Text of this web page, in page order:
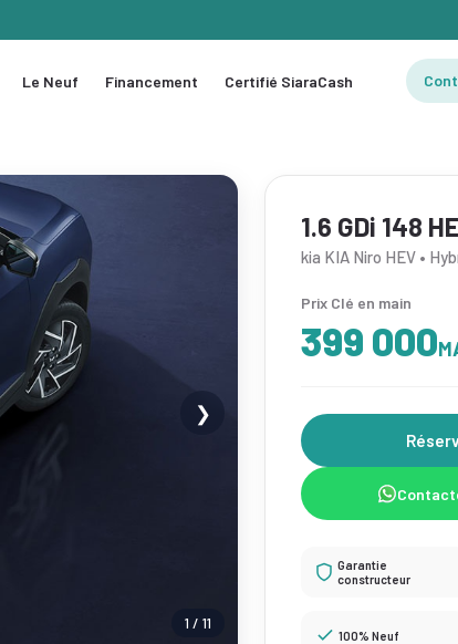
Le Neuf Financement Certifié SiaraCash
1 / 11
❯
1.6 GDi 148
kia KIA Niro HEV •
Prix Clé en main
399 000
Garantie
constructeur
100% Neuf